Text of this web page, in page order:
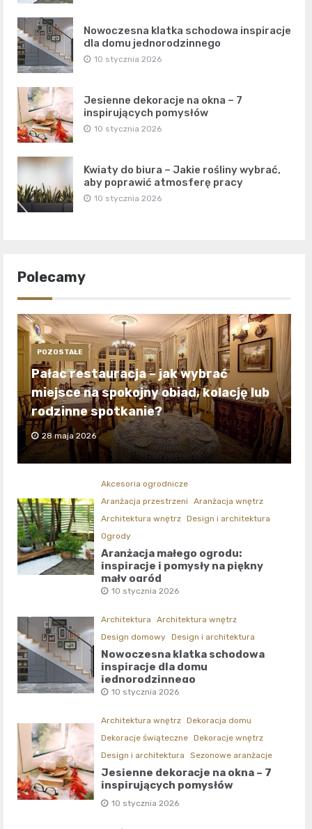
Nowoczesna klatka schodowa inspiracje
dla domu jednorodzinnego
10 stycznia 2026
Jesienne dekoracje na okna – 7
inspirujących pomysłów
10 stycznia 2026
Kwiaty do biura – Jakie rośliny wybrać,
aby poprawić atmosferę pracy
10 stycznia 2026
Polecamy
POZOSTAŁE
Pałac restauracja – jak wybrać
miejsce na spokojny obiad, kolację lub
rodzinne spotkanie?
28 maja 2026
Akcesoria ogrodnicze
Aranżacja przestrzeni
Aranżacja wnętrz
Architektura wnętrz Design i architektura
Ogrody
Aranżacja małego ogrodu:
inspiracje i pomysły na piękny
mały ogród
10 stycznia 2026
Architektura
Architektura wnętrz
Design domowy Design i architektura
Nowoczesna klatka schodowa
inspiracje dla domu
jednorodzinnego
10 stycznia 2026
Architektura wnętrz Dekoracja domu
Dekoracje świąteczne Dekoracje wnętrz
Design i architektura
Sezonowe aranżacje
Jesienne dekoracje na okna – 7
inspirujących pomysłów
10 stycznia 2026